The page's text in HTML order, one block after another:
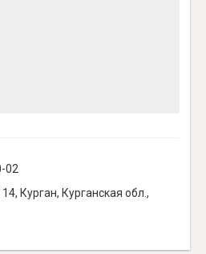
02
Курган, Курганская обл.,